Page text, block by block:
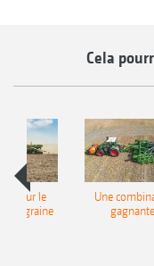
Cela
pour le
Une